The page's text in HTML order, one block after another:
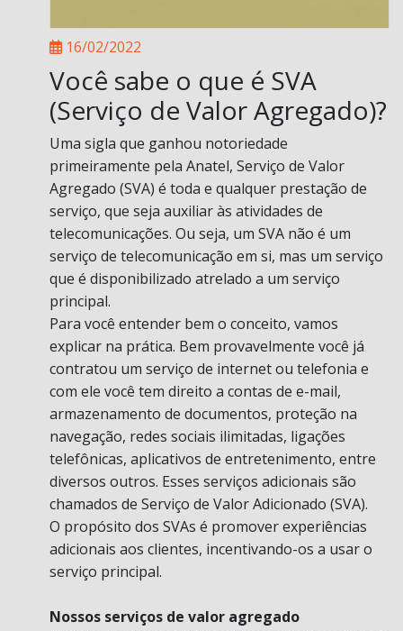
16/02/2022
Você sabe o que é SVA
(Serviço de Valor Agregado)?
Uma sigla que ganhou notoriedade
primeiramente pela Anatel, Serviço de Valor
Agregado (SVA) é toda e qualquer prestação de
serviço, que seja auxiliar às atividades de
telecomunicações. Ou seja, um SVA não é um
serviço de telecomunicação em si, mas um serviço
que é disponibilizado atrelado a um serviço
principal.
Para você entender bem o conceito, vamos
explicar na prática. Bem provavelmente você já
contratou um serviço de internet ou telefonia e
com ele você tem direito a contas de e-mail,
armazenamento de documentos, proteção na
navegação, redes sociais ilimitadas, ligações
telefônicas, aplicativos de entretenimento, entre
diversos outros. Esses serviços adicionais são
chamados de Serviço de Valor Adicionado (SVA).
O propósito dos SVAs é promover experiências
adicionais aos clientes, incentivando-os a usar o
serviço principal.
Nossos serviços de valor agregado